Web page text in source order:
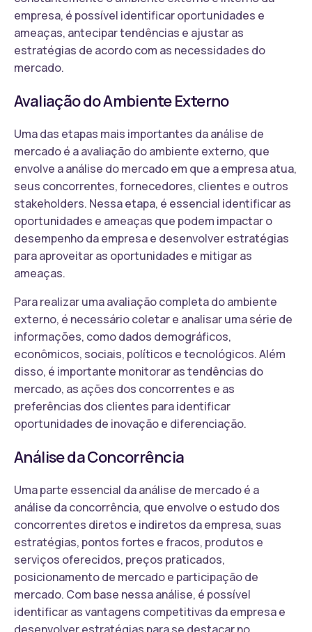
empresa, é possível identificar oportunidades e
ameaças, antecipar tendências e ajustar as
estratégias de acordo com as necessidades do
mercado.
Avaliação do Ambiente Externo
Uma das etapas mais importantes da análise de
mercado é a avaliação do ambiente externo, que
envolve a análise do mercado em que a empresa atua,
seus concorrentes, fornecedores, clientes e outros
stakeholders. Nessa etapa, é essencial identificar as
oportunidades e ameaças que podem impactar o
desempenho da empresa e desenvolver estratégias
para aproveitar as oportunidades e mitigar as
ameaças.
Para realizar uma avaliação completa do ambiente
externo, é necessário coletar e analisar uma série de
informações, como dados demográficos,
econômicos, sociais, políticos e tecnológicos. Além
disso, é importante monitorar as tendências do
mercado, as ações dos concorrentes e as
preferências dos clientes para identificar
oportunidades de inovação e diferenciação.
Análise da Concorrência
Uma parte essencial da análise de mercado é a
análise da concorrência, que envolve o estudo dos
concorrentes diretos e indiretos da empresa, suas
estratégias, pontos fortes e fracos, produtos e
serviços oferecidos, preços praticados,
posicionamento de mercado e participação de
mercado. Com base nessa análise, é possível
identificar as vantagens competitivas da empresa e
desenvolver estratégias para se destacar no